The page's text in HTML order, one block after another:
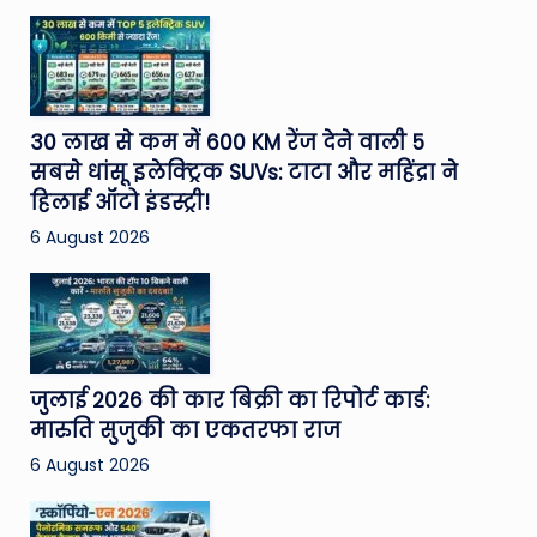
30 लाख से कम में 600 KM रेंज देने वाली 5
सबसे धांसू इलेक्ट्रिक SUVs: टाटा और महिंद्रा ने
हिलाई ऑटो इंडस्ट्री!
6 August 2026
जुलाई 2026 की कार बिक्री का रिपोर्ट कार्ड:
मारुति सुजुकी का एकतरफा राज
6 August 2026